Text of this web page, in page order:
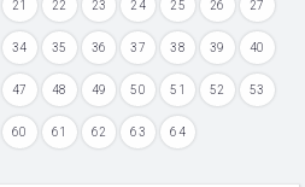
21 22 23 24 25 26 27
34 35 36 37 38 39 40
47 48 49 50 51 52 53
60 61 62 63 64